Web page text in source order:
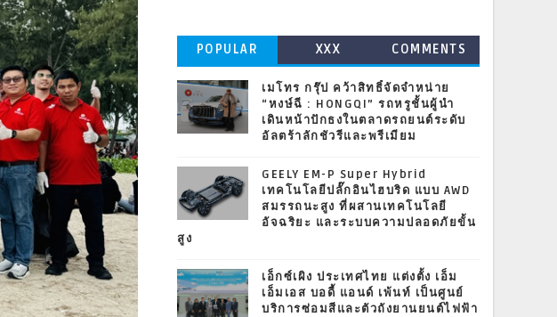
POPULAR XXX COMMENTS
เมโทร กรุ๊ป คว้าสิทธิ์จัดจำหน่าย
“หงษ์ฉี : HONGQI” รถหรูชั้นผู้นำ
เดินหน้าปักธงในตลาดรถยนต์ระดับ
อัลตร้าลักชัวรีและพรีเมียม
GEELY EM-P Super Hybrid
เทคโนโลยีปลั๊กอินไฮบริด แบบ AWD
สมรรถนะสูง ที่ผสานเทคโนโลยี
อัจฉริยะ และระบบความปลอดภัยขั้น
สูง
เอ็กซ์เผิง ประเทศไทย แต่งตั้ง เอ็ม
เอ็มเอส บอดี้ แอนด์ เพ้นท์ เป็นศูนย์
บริการซ่อมสีและตัวถังยานยนต์ไฟฟ้า